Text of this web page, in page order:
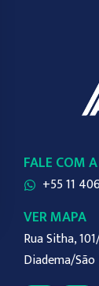
FALE COM
+55 11
VER MAPA
Rua Sitha,
Diadema/